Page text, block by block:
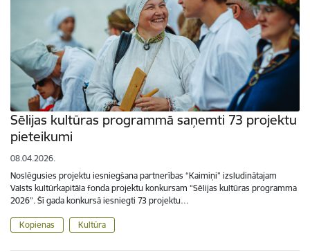
Sēlijas kultūras programmā saņemti 73 projektu
pieteikumi
08.04.2026.
Noslēgusies projektu iesniegšana partnerības “Kaimiņi” izsludinātajam
Valsts kultūrkapitāla fonda projektu konkursam “Sēlijas kultūras programma
2026”. Šī gada konkursā iesniegti 73 projektu…
Kopienas Kultūra